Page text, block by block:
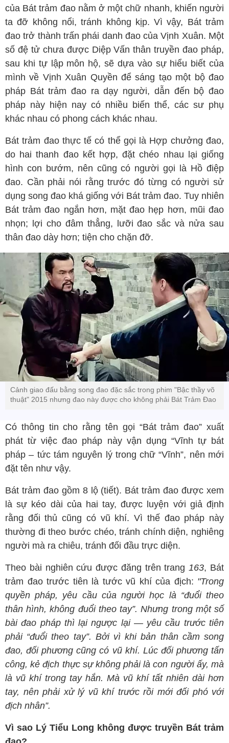
của Bát trảm đao nằm ở một chữ nhanh, khiến người
ta đỡ không nổi, tránh không kịp. Vì vậy, Bát trảm
đao trở thành trấn phái danh đao của Vịnh Xuân. Một
số đệ tử chưa được Diệp Vấn thân truyền đao pháp,
sau khi tự lập môn hộ, sẽ dựa vào sự hiểu biết của
mình về Vịnh Xuân Quyền để sáng tạo một bộ đao
pháp Bát trảm đao ra dạy người, dẫn đến bộ đao
pháp này hiện nay có nhiều biến thể, các sư phụ
khác nhau có phong cách khác nhau.
Bát trảm đao thực tế có thể gọi là Hợp chưởng đao,
do hai thanh đao kết hợp, đặt chéo nhau lại giống
hình con bướm, nên cũng có người gọi là Hồ điệp
đao. Cần phải nói rằng trước đó từng có người sử
dụng song đao khá giống với Bát trảm đao. Tuy nhiên
Bát trảm đao ngắn hơn, mặt đao hẹp hơn, mũi đao
nhọn; lợi cho đâm thẳng, lưỡi đao sắc và nửa sau
thân đao dày hơn; tiện cho chặn đỡ.
Cảnh giao đấu bằng song đao đặc sắc trong phim "Bậc thầy võ
thuật" 2015 nhưng đao này được cho không phải Bát Trảm Đao
Có thông tin cho rằng tên gọi “Bát trảm đao” xuất
phát từ việc đao pháp này vận dụng “Vĩnh tự bát
pháp – tức tám nguyên lý trong chữ “Vĩnh”, nên mới
đặt tên như vậy.
Bát trảm đao gồm 8 lộ (tiết). Bát trảm đao được xem
là sự kéo dài của hai tay, được luyện với giả định
rằng đối thủ cũng có vũ khí. Vì thế đao pháp này
thường đi theo bước chéo, tránh chính diện, nghiêng
người mà ra chiêu, tránh đối đầu trực diện.
Theo bài nghiên cứu được đăng trên trang 163, Bát
trảm đao trước tiên là tước vũ khí của địch: "Trong
quyền pháp, yêu cầu của người học là “đuổi theo
thân hình, không đuổi theo tay”. Nhưng trong một số
bài đao pháp thì lại ngược lại — yêu cầu trước tiên
phải “đuổi theo tay”. Bởi vì khi bản thân cầm song
đao, đối phương cũng có vũ khí. Lúc đối phương tấn
công, kẻ địch thực sự không phải là con người ấy, mà
là vũ khí trong tay hắn. Mà vũ khí tất nhiên dài hơn
tay, nên phải xử lý vũ khí trước rồi mới đối phó với
địch nhân”.
Vì sao Lý Tiểu Long không được truyền Bát trảm